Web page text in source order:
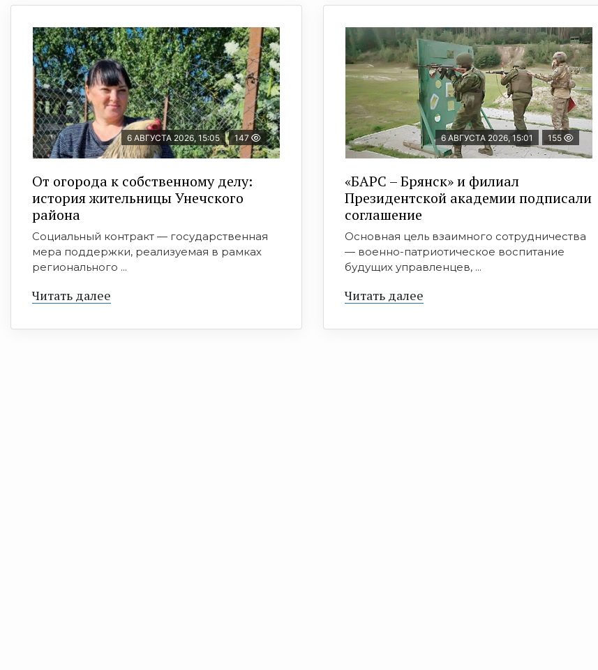
6 АВГУСТА 2026, 15:05 147
От огорода к собственному делу:
история жительницы Унечского
района
Социальный контракт — государственная
мера поддержки, реализуемая в рамках
регионального ...
Читать далее
6 АВГУСТА 2026, 15:01 155
«БАРС – Брянск» и филиал
Президентской академии подписали
соглашение
Основная цель взаимного сотрудничества
— военно-патриотическое воспитание
будущих управленцев, ...
Читать далее